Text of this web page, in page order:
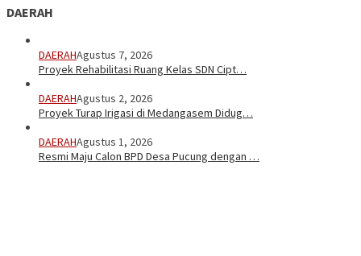
DAERAH
DAERAHAgustus 7, 2026
Proyek Rehabilitasi Ruang Kelas SDN Cipt…
DAERAHAgustus 2, 2026
Proyek Turap Irigasi di Medangasem Didug…
DAERAHAgustus 1, 2026
Resmi Maju Calon BPD Desa Pucung dengan …